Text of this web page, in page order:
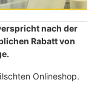
nach der
Rabatt von
Onlineshop.